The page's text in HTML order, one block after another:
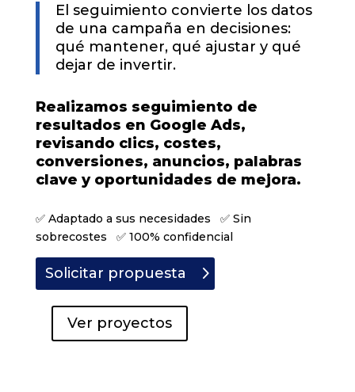
El seguimiento convierte los datos
de una campaña en decisiones:
qué mantener, qué ajustar y qué
dejar de invertir.
Realizamos seguimiento de
resultados en Google Ads,
revisando clics, costes,
conversiones, anuncios, palabras
clave y oportunidades de mejora.
✅ Adaptado a sus necesidades ✅ Sin
sobrecostes ✅ 100% confidencial
Solicitar propuesta
Ver proyectos